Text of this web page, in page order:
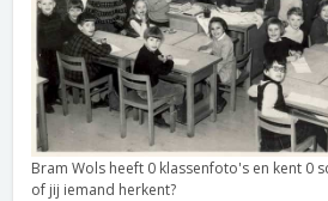
Bram Wols heeft 0 klassenfoto's en kent 0
of jij iemand herkent?